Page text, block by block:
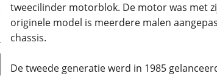
tweecilinder motorblok. De motor was met
originele model is meerdere malen
chassis.
De tweede generatie werd in 1985